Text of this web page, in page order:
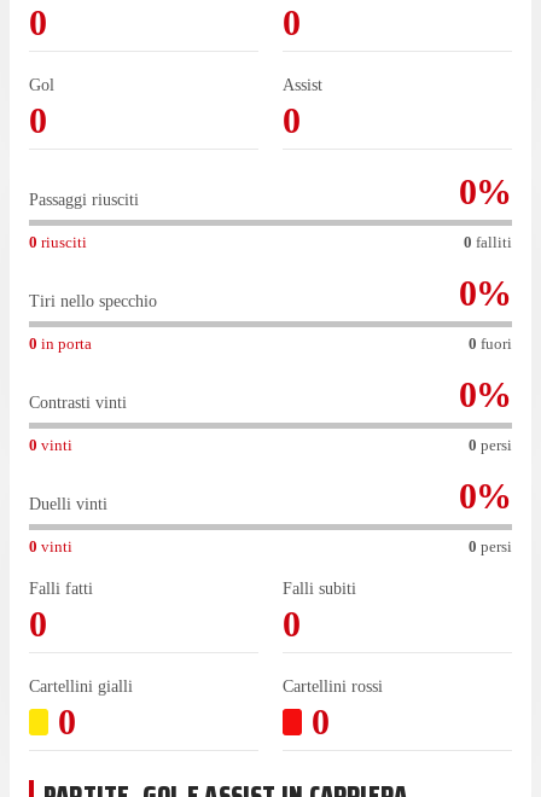
0 0
Gol
0
Assist
0
Passaggi riusciti 0%
0 riusciti 0 falliti
Tiri nello specchio 0%
0 in porta 0 fuori
Contrasti vinti 0%
0 vinti 0 persi
Duelli vinti 0%
0 vinti 0 persi
Falli fatti
0
Falli subiti
0
Cartellini gialli
0
Cartellini rossi
0